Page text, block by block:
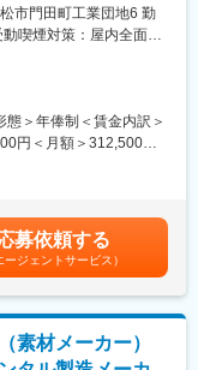
メント、信号管理、ロ
幅広いポートフォリオ
アプリケーションの提
通信、コンシューマ、
めており、当社の得意
支えるコンピュータシ
ます。本職務は、
リューションといった
動化、およびデータ活
タイム監視
ングチームとの連携
ち、標準コンポーネン
メント、信号管理、ロ
市門田町工業団地6 勤
喫煙対策：屋内全面禁
＞年俸制＜賃金内訳＞
円＜月額＞312,500円
別途支給。賃金はあく
下する可能性がありま
。
募依頼する
ージェントサービス）
素材メーカー）